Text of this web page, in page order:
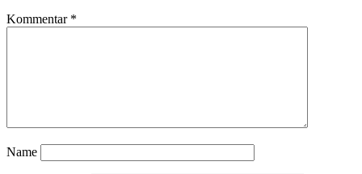
Kommentar *
Name